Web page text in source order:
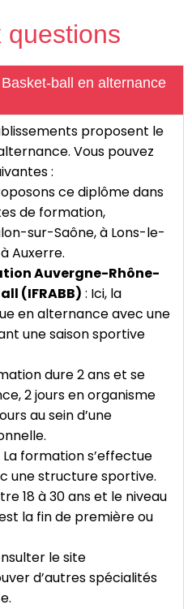
questions
ball en alternance
proposent le
Vous pouvez
:
ce diplôme dans
de formation,
sur-Saône, à Lons-le-
Auxerre.
Auvergne-Rhône-
(IFRABB) : Ici, la
en alternance avec une
une saison sportive
dure 2 ans et se
2 jours en organisme
au sein d’une
La formation s’effectue
une structure sportive.
18 à 30 ans et le niveau
la fin de première ou
le site
d’autres spécialités